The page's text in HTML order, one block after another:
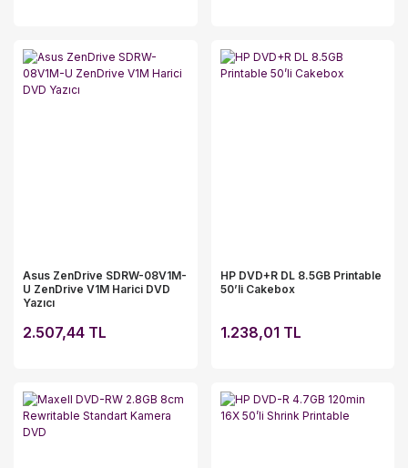
Asus ZenDrive SDRW-08V1M-
U ZenDrive V1M Harici DVD
Yazıcı
2.507,44 TL
HP DVD+R DL 8.5GB Printable
50’li Cakebox
1.238,01 TL